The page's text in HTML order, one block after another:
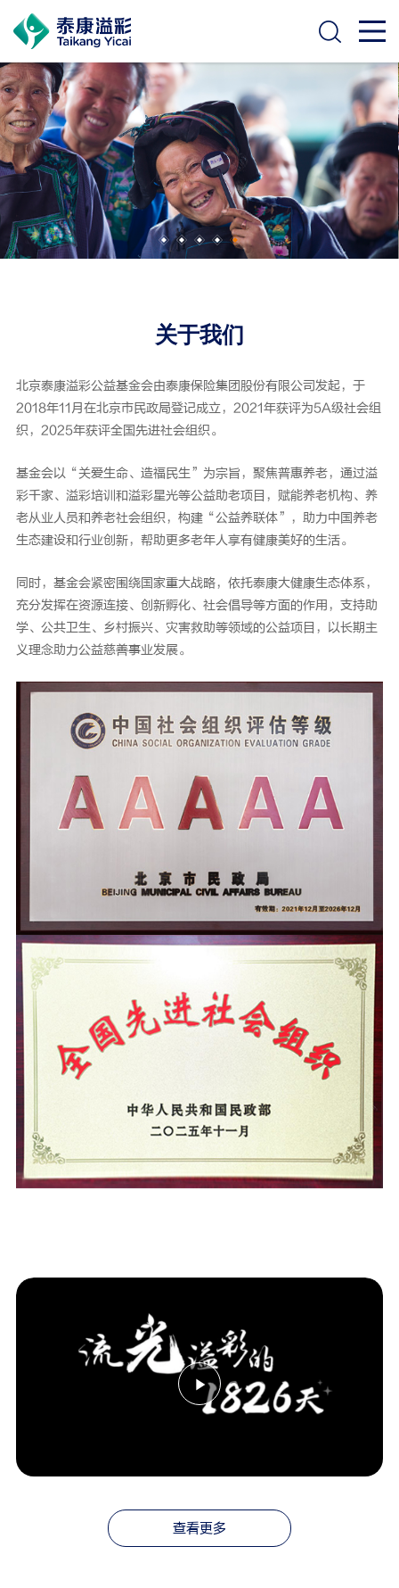
关于我们
北京泰康溢彩公益基金会由泰康保险集团股份有限公司发起，于
2018年11月在北京市民政局登记成立，2021年获评为5A级社会组
织，2025年获评全国先进社会组织。
基金会以“关爱生命、造福民生”为宗旨，聚焦普惠养老，通过溢
彩千家、溢彩培训和溢彩星光等公益助老项目，赋能养老机构、养
老从业人员和养老社会组织，构建“公益养联体”，助力中国养老
生态建设和行业创新，帮助更多老年人享有健康美好的生活。
同时，基金会紧密围绕国家重大战略，依托泰康大健康生态体系，
充分发挥在资源连接、创新孵化、社会倡导等方面的作用，支持助
学、公共卫生、乡村振兴、灾害救助等领域的公益项目，以长期主
义理念助力公益慈善事业发展。
Play
查看更多